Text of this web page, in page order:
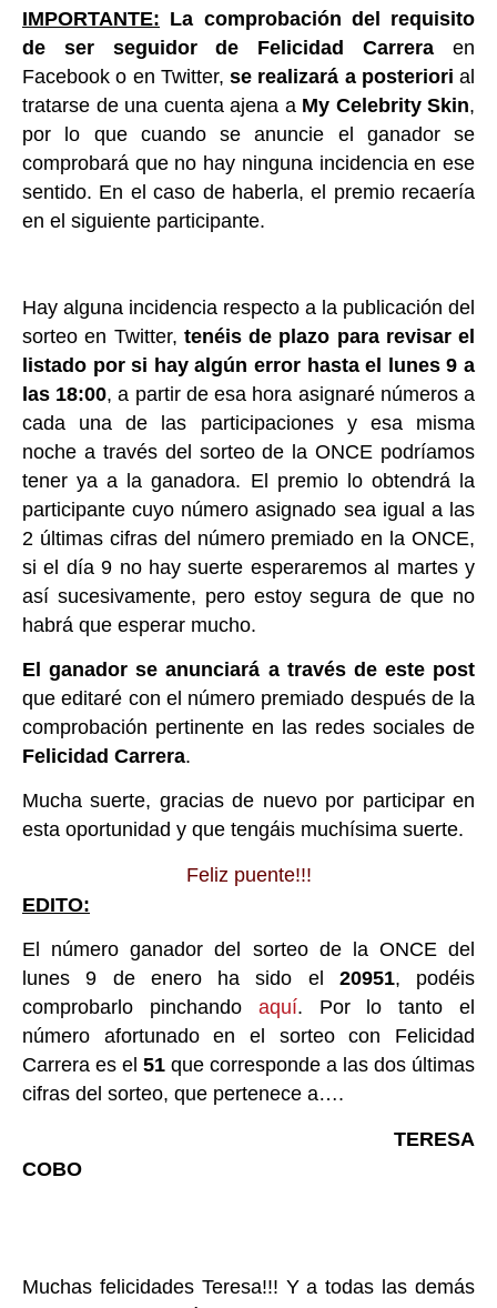
IMPORTANTE: La comprobación del requisito
de ser seguidor de Felicidad Carrera en
Facebook o en Twitter, se realizará a posteriori al
tratarse de una cuenta ajena a My Celebrity Skin,
por lo que cuando se anuncie el ganador se
comprobará que no hay ninguna incidencia en ese
sentido. En el caso de haberla, el premio recaería
en el siguiente participante.
Hay alguna incidencia respecto a la publicación del
sorteo en Twitter, tenéis de plazo para revisar el
listado por si hay algún error hasta el lunes 9 a
las 18:00, a partir de esa hora asignaré números a
cada una de las participaciones y esa misma
noche a través del sorteo de la ONCE podríamos
tener ya a la ganadora. El premio lo obtendrá la
participante cuyo número asignado sea igual a las
2 últimas cifras del número premiado en la ONCE,
si el día 9 no hay suerte esperaremos al martes y
así sucesivamente, pero estoy segura de que no
habrá que esperar mucho.
El ganador se anunciará a través de este post
que editaré con el número premiado después de la
comprobación pertinente en las redes sociales de
Felicidad Carrera.
Mucha suerte, gracias de nuevo por participar en
esta oportunidad y que tengáis muchísima suerte.
Feliz puente!!!
EDITO:
El número ganador del sorteo de la ONCE del
lunes 9 de enero ha sido el 20951, podéis
comprobarlo pinchando aquí. Por lo tanto el
número afortunado en el sorteo con Felicidad
Carrera es el 51 que corresponde a las dos últimas
cifras del sorteo, que pertenece a….
TERESA
COBO
Muchas felicidades Teresa!!! Y a todas las demás